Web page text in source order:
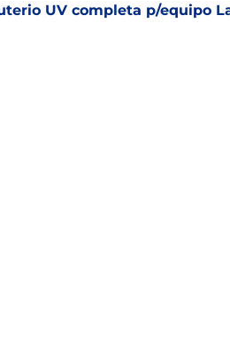
UV completa p/equipo